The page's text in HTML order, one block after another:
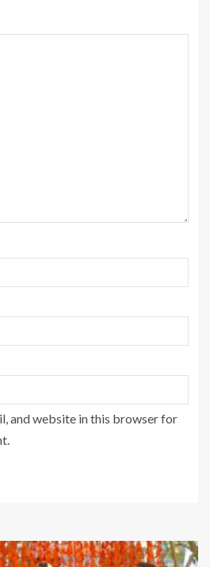
and website in this browser for